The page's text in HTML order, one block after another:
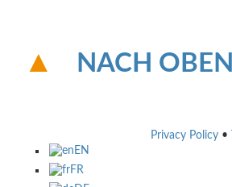
NACH OBEN
Privacy Policy •
EN
FR